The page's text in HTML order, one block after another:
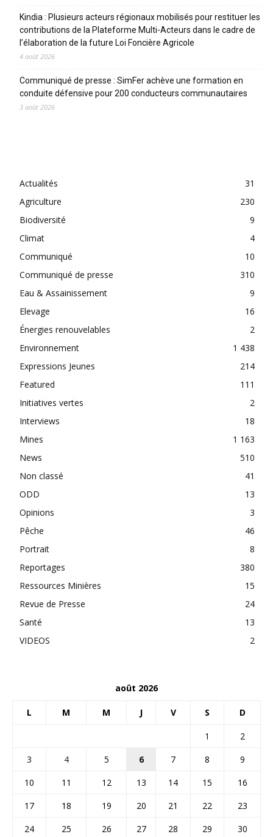
Kindia : Plusieurs acteurs régionaux mobilisés pour restituer les
contributions de la Plateforme Multi-Acteurs dans le cadre de
l’élaboration de la future Loi Foncière Agricole
4 août 2026
Communiqué de presse : SimFer achève une formation en
conduite défensive pour 200 conducteurs communautaires
3 août 2026
Actualités
31
Agriculture
230
Biodiversité
9
Climat
4
Communiqué
10
Communiqué de presse
310
Eau & Assainissement
9
Elevage
16
Énergies renouvelables
2
Environnement
1 438
Expressions Jeunes
214
Featured
111
Initiatives vertes
2
Interviews
18
Mines
1 163
News
510
Non classé
41
ODD
13
Opinions
3
Pêche
46
Portrait
8
Reportages
380
Ressources Minières
15
Revue de Presse
24
Santé
13
VIDEOS
2
août 2026
L M M J V S D
1
2
3
4 5 6 7 8
9
10
11 12 13 14 15
16
17
18 19 20 21 22
23
24
25 26 27 28 29
30